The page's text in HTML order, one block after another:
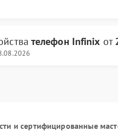
телефон Infinix от
и сертифицированные